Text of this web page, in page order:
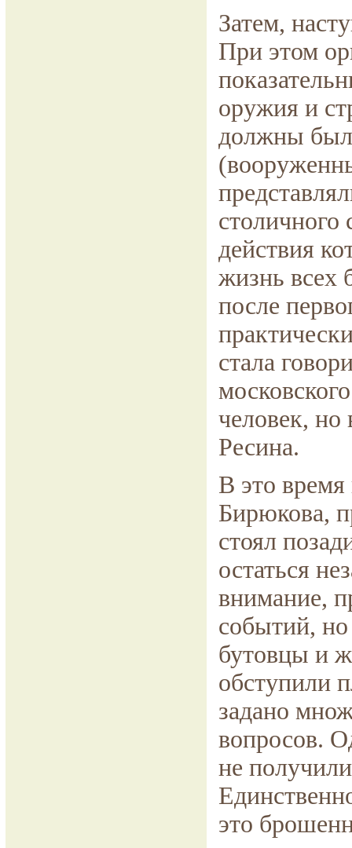
Затем,
При этом
оружия и
должны
столичного
действия
жизнь всех
после
стала
человек,
Ресина.
В это время
Бирюкова,
стоял
остаться
внимание,
событий,
бутовцы и
обступили
задано
вопросов.
не
это